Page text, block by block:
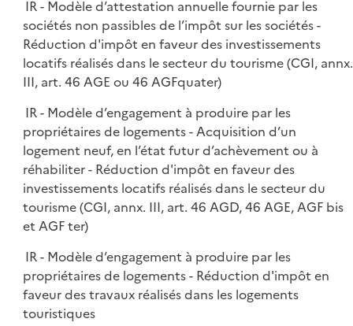
IR - Modèle d’attestation annuelle fournie par les
sociétés non passibles de l’impôt sur les sociétés -
Réduction d'impôt en faveur des investissements
locatifs réalisés dans le secteur du tourisme (CGI, annx.
III, art. 46 AGE ou 46 AGFquater)
IR - Modèle d’engagement à produire par les
propriétaires de logements - Acquisition d’un
logement neuf, en l’état futur d’achèvement ou à
réhabiliter - Réduction d'impôt en faveur des
investissements locatifs réalisés dans le secteur du
tourisme (CGI, annx. III, art. 46 AGD, 46 AGE, AGF bis
et AGF ter)
IR - Modèle d’engagement à produire par les
propriétaires de logements - Réduction d'impôt en
faveur des travaux réalisés dans les logements
touristiques